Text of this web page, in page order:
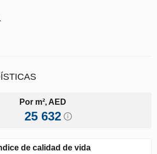
Por m², AED
25 632
de calidad de vida